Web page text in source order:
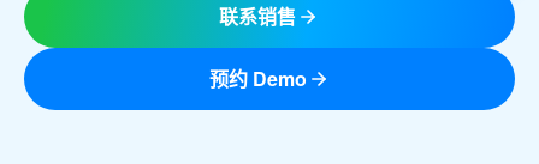
联系销售
预约 Demo